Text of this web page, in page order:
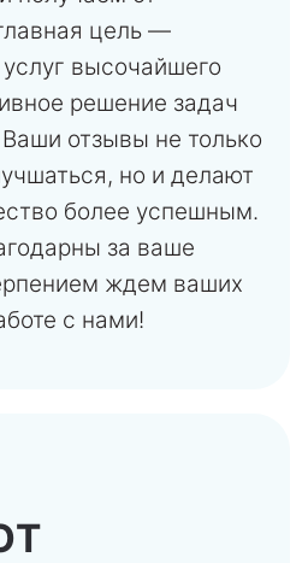
цель —
высочайшего
решение задач
отзывы не только
но и делают
более успешным.
за ваше
ждем ваших
с нами!